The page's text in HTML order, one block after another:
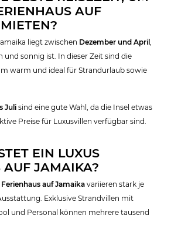
AUF
liegt zwischen Dezember und April ,
und sonnig ist. In dieser Zeit sind die
warm und ideal für Strandurlaub sowie
Julisind eine gute Wahl, da die Insel etwas
Preise für Luxusvillen verfügbar sind.
EIN LUXUS
AUF JAMAIKA?
Ferienhaus auf Jamaika variieren stark je
Exklusive Strandvillen mit
und Personal können mehrere tausend